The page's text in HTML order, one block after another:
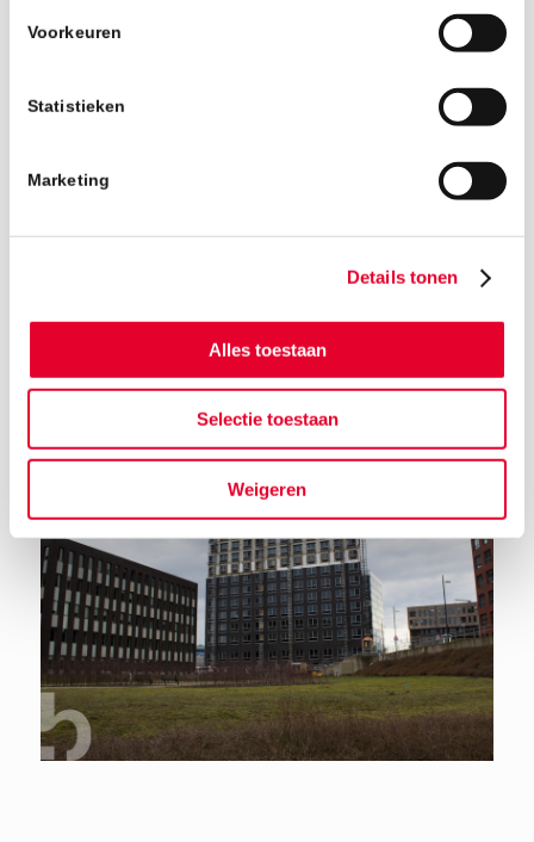
Voorkeuren
Statistieken
Marketing
Details tonen
Alles toestaan
Selectie toestaan
Weigeren